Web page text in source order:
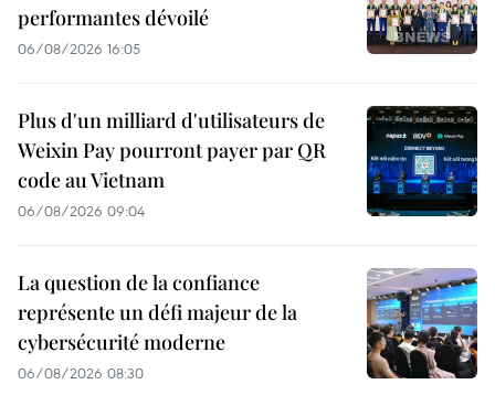
performantes dévoilé
06/08/2026 16:05
Plus d'un milliard d'utilisateurs de
Weixin Pay pourront payer par QR
code au Vietnam
06/08/2026 09:04
La question de la confiance
représente un défi majeur de la
cybersécurité moderne
06/08/2026 08:30